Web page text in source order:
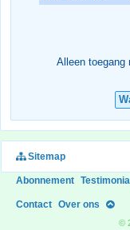
Alleen toegang
Sitemap
Abonnement
Contact Over ons
©